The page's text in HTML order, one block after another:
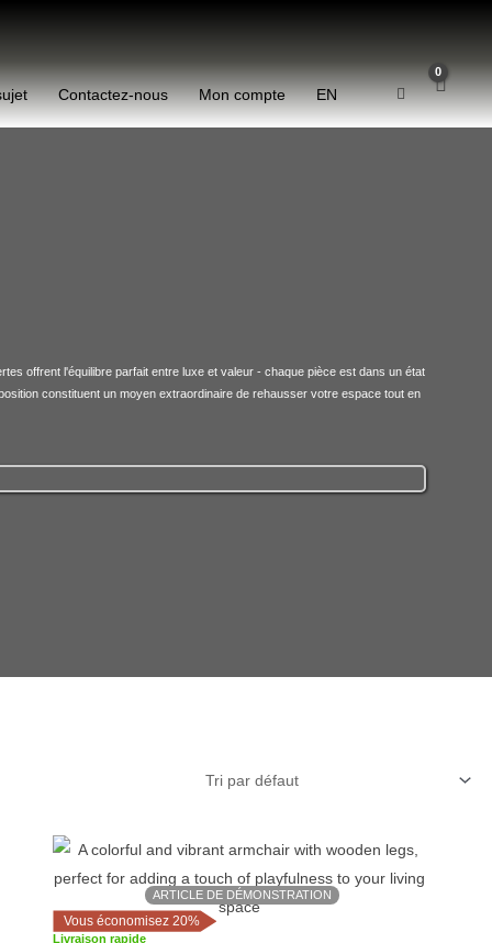
Contactez-nous Mon compte EN
offrent l'équilibre parfait entre luxe et valeur - chaque pièce est dans un état
constituent un moyen extraordinaire de rehausser votre espace tout en
Vous économisez 20%
ARTICLE DE DÉMONSTRATION
Livraison rapide
initial
était :
$2,629.
Le
actuel
est :